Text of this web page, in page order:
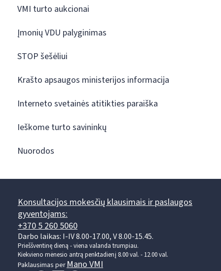
VMI turto aukcionai
Įmonių VDU palyginimas
STOP šešėliui
Krašto apsaugos ministerijos informacija
Interneto svetainės atitikties paraiška
Ieškome turto savininkų
Nuorodos
Konsultacijos mokesčių klausimais ir paslaugos
gyventojams:
+370 5 260 5060
Darbo laikas: I-IV 8.00-17.00, V 8.00-15.45.
Prieššventinę dieną - viena valanda trumpiau.
Kiekvieno mėnesio antrą penktadienį 8.00 val. - 12.00 val.
Paklausimas perMano VMI